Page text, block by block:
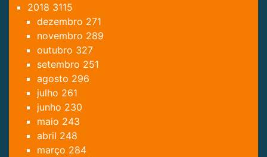
2018 3115
dezembro 271
novembro 289
outubro 327
setembro 251
agosto 296
julho 261
junho 230
maio 243
abril 248
março 284